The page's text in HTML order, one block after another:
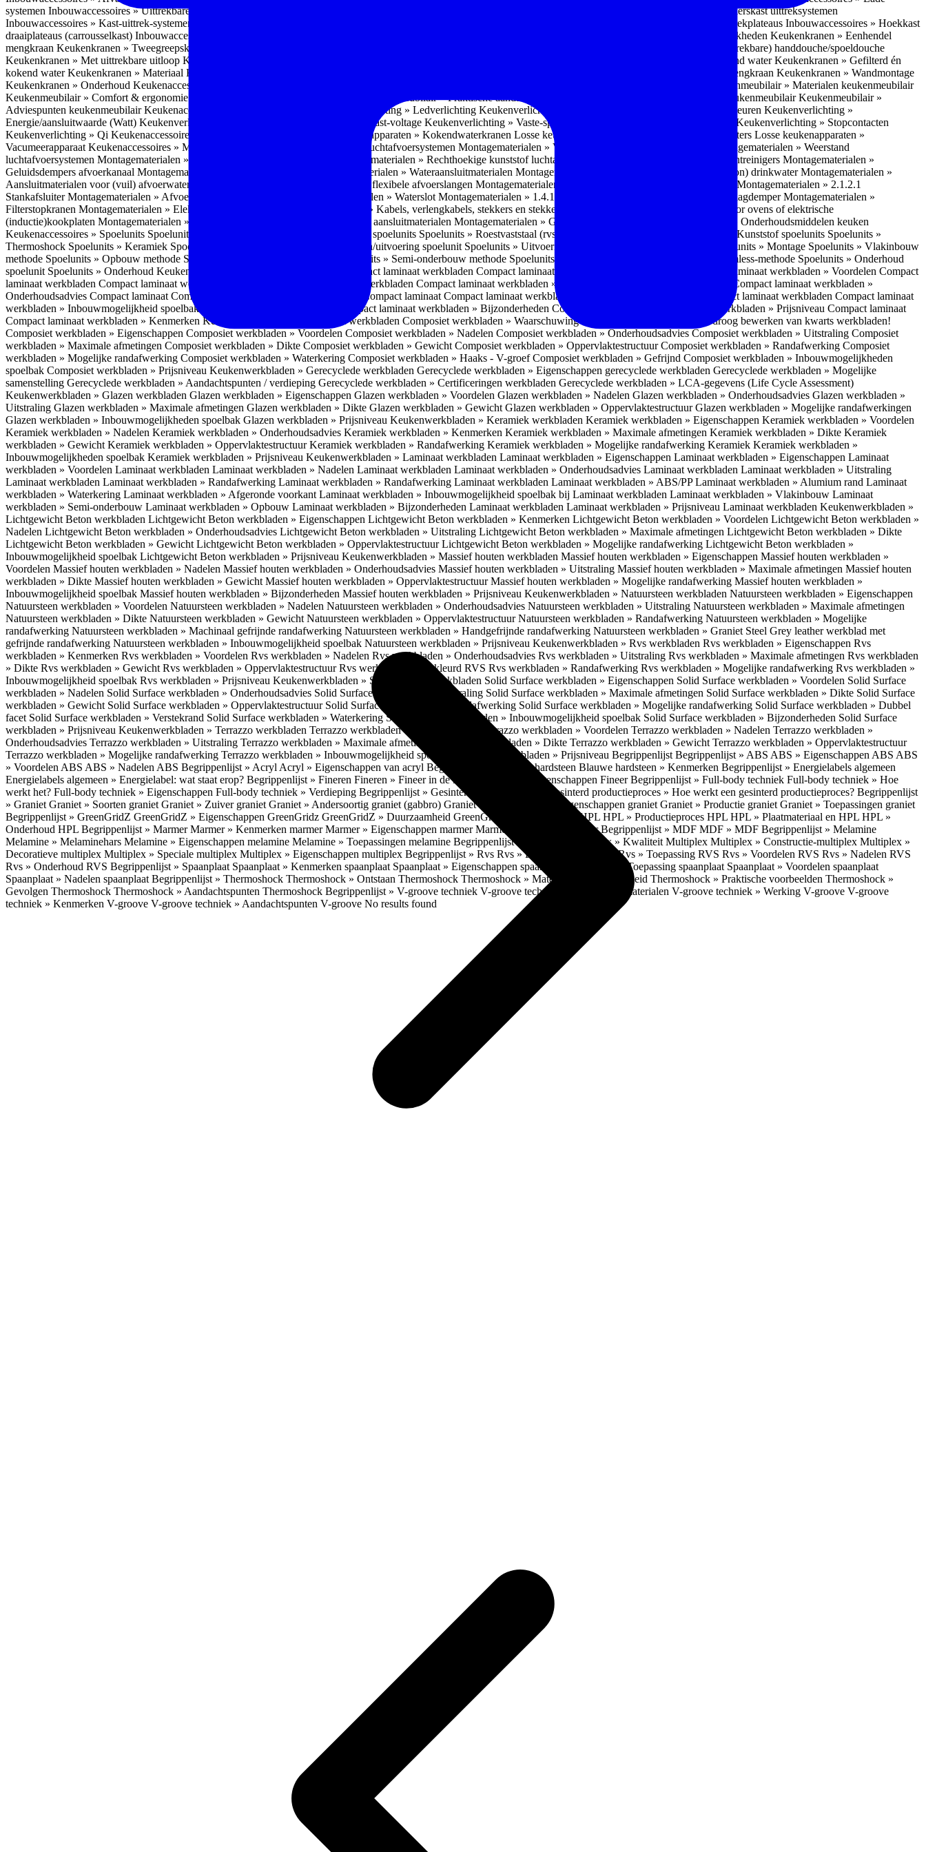
systemen Inbouwaccessoires » Uittrekbare ladesystemen
Inbouwaccessoires » Apothekerskast uittreksystemen
Inbouwaccessoires » Kast-uittrek-systemen
Inbouwaccessoires » Hoekkast uittrekplateaus Inbouwaccessoires » Hoekkast
draaiplateaus (carrousselkast) Inbouwaccessoires » Onderhoud Keukenkranen » Bedieningsmogelijkheden Keukenkranen » Eenhendel
mengkraan Keukenkranen » Tweegreepskraan
Keukenkranen » Met (uitrekbare) handdouche/spoeldouche
Keukenkranen » Met uittrekbare uitloop Keukenkranen » Gefilterd water Keukenkranen » Kokend waterKeukenkranen » Gefilterd én
kokend waterKeukenkranen » Materiaal Keukenkranen » Pvd Techniek (pvd) Keukenkranen » Bladmengkraan Keukenkranen » Wandmontage
Keukenkranen » Onderhoud Keukenaccessoires » Keukenmeubilair
Keukenmeubilair » Materialen keukenmeubilair
Keukenmeubilair » Comfort & ergonomie
Keukenmeubilair » Praktische aandachtspunten Keukenmeubilair » Duurzaamheid keukenmeubilairKeukenmeubilair »
Adviespunten keukenmeubilairKeukenaccessoires » Keukenverlichting Keukenverlichting » Ledverlichting Keukenverlichting » Installatie Keukenverlichting » Lichtkleuren Keukenverlichting »
Energie/aansluitwaarde (Watt) Keukenverlichting » Leddriver Keukenverlichting » Vast-voltage Keukenverlichting » Vaste-spanning
Keukenverlichting » Stopcontacten
Keukenverlichting » Qi Keukenaccessoires » Losse keukenapparaten Losse keukenapparaten » Kokendwaterkranen Losse keukenapparaten » Plintverwarming/plintheaters Losse keukenapparaten »
Vacumeerapparaat Keukenaccessoires » Montagematerialen Montagematerialen » Luchtafvoersystemen Montagematerialen » Verschillende Luchtafvoersystemen
Montagematerialen » Weerstand
luchtafvoersystemen Montagematerialen » Flexibele (ronde) afvoerslangen Montagematerialen » Rechthoekige kunststof luchtafvoersystemen Montagematerialen » Luchtreinigers Montagematerialen »
Geluidsdempers afvoerkanaal Montagematerialen » Aansluitmaterialen Montagematerialen » Wateraansluitmaterialen Montagematerialen » Aansluitmateriaal voor (schoon) drinkwaterMontagematerialen »
Aansluitmaterialen voor (vuil) afvoerwater sifons
Montagematerialen » 1.2.1 Ronde flexibele afvoerslangen Montagematerialen » Dempingsysteem van lades en deuren Montagematerialen » 2.1.2.1
StankafsluiterMontagematerialen » Afvoerpluggen t.b.v. spoelunits Montagematerialen » Waterslot Montagematerialen » 1.4.1 Plasmafilter Montagematerialen » WaterslagdemperMontagematerialen »
Filterstopkranen Montagematerialen » Elektra aansluitmateriaal Montagematerialen » Kabels, verlengkabels, stekkers en stekkerblokken
Montagematerialen » Kabels voor ovens of elektrische
(inductie)kookplaten Montagematerialen » Combiregelaar Montagematerialen » Gas aansluitmaterialen Montagematerialen » Gasaansluitmaterialen
Montagematerialen » Onderhoudsmiddelen keuken
Keukenaccessoires » Spoelunits Spoelunits » Types/soorten Spoelunits » Materialen spoelunits Spoelunits » Roestvaststaal (rvs) Spoelunits » Kunststof spoelunits Spoelunits »
Thermoshock Spoelunits » Keramiek Spoelunits » Tegelbakken Spoelunits » Design/uitvoering spoelunit Spoelunits » Uitvoering Spoelunits » Montage Spoelunits » Vlakinbouw
methode Spoelunits » Opbouw methode Spoelunits » Onderbouw methode Spoelunits » Semi-onderbouw methode Spoelunits » Tussenbouw methode Spoelunits » Rimless-methode Spoelunits » Onderhoud
spoelunit Spoelunits » Onderhoud Keukenwerkbladen Keukenwerkbladen » Compact laminaat werkbladen Compact laminaat werkbladen » Eigenschappen
Compact laminaat werkbladen » Voordelen Compact
laminaat werkbladen Compact laminaat werkbladen » Nadelen Compact laminaat werkbladen Compact laminaat werkbladen » Nanotech massief laminaat werkbladen
Compact laminaat werkbladen »
Onderhoudsadvies Compact laminaat Compact laminaat werkbladen » Uitstraling Compact laminaat Compact laminaat werkbladen » Mogelijke randafwerking Compact laminaat werkbladen Compact laminaat
werkbladen » Inbouwmogelijkheid spoelbak Compact laminaat werkbladen
Compact laminaat werkbladen » Bijzonderheden Compact laminaat
Compact laminaat werkbladen » Prijsniveau Compact laminaat
Compact laminaat werkbladen » Kenmerken Keukenwerkbladen » Composiet werkbladen Composiet werkbladen » Waarschuwing Monteurs: bescherm je bij het droog bewerken van kwarts werkbladen!
Composiet werkbladen » Eigenschappen Composiet werkbladen » Voordelen Composiet werkbladen » Nadelen Composiet werkbladen » OnderhoudsadviesComposiet werkbladen » Uitstraling Composiet
werkbladen » Maximale afmetingen Composiet werkbladen » Dikte Composiet werkbladen » Gewicht Composiet werkbladen » OppervlaktestructuurComposiet werkbladen » Randafwerking Composiet
werkbladen » Mogelijke randafwerking Composiet werkbladen » Waterkering Composiet werkbladen » Haaks - V-groefComposiet werkbladen » Gefrijnd Composiet werkbladen » Inbouwmogelijkheden
spoelbak Composiet werkbladen » Prijsniveau Keukenwerkbladen » Gerecyclede werkbladen Gerecyclede werkbladen » Eigenschappen gerecyclede werkbladen Gerecyclede werkbladen » Mogelijke
samenstelling Gerecyclede werkbladen » Aandachtspunten / verdieping Gerecyclede werkbladen » Certificeringen werkbladen Gerecyclede werkbladen » LCA-gegevens (Life Cycle Assessment)
Keukenwerkbladen » Glazen werkbladen Glazen werkbladen » Eigenschappen Glazen werkbladen » Voordelen Glazen werkbladen » Nadelen Glazen werkbladen » Onderhoudsadvies Glazen werkbladen »
Uitstraling Glazen werkbladen » Maximale afmetingen Glazen werkbladen » Dikte Glazen werkbladen » Gewicht Glazen werkbladen » OppervlaktestructuurGlazen werkbladen » Mogelijke randafwerkingen
Glazen werkbladen » Inbouwmogelijkheden spoelbak Glazen werkbladen » Prijsniveau Keukenwerkbladen » Keramiek werkbladen Keramiek werkbladen » Eigenschappen Keramiek werkbladen » Voordelen
Keramiek werkbladen » Nadelen Keramiek werkbladen » Onderhoudsadvies Keramiek werkbladen » Kenmerken Keramiek werkbladen » Maximale afmetingen Keramiek werkbladen » Dikte Keramiek
werkbladen » Gewicht Keramiek werkbladen » OppervlaktestructuurKeramiek werkbladen » Randafwerking Keramiek werkbladen » Mogelijke randafwerking Keramiek Keramiek werkbladen »
Inbouwmogelijkheden spoelbak Keramiek werkbladen » Prijsniveau Keukenwerkbladen » Laminaat werkbladen Laminaat werkbladen » Eigenschappen Laminaat werkbladen » Eigenschappen Laminaat
werkbladen » Voordelen Laminaat werkbladen Laminaat werkbladen » Nadelen Laminaat werkbladen Laminaat werkbladen » Onderhoudsadvies Laminaat werkbladen Laminaat werkbladen » Uitstraling
Laminaat werkbladen Laminaat werkbladen » Randafwerking Laminaat werkbladen » Randafwerking Laminaat werkbladen Laminaat werkbladen » ABS/PPLaminaat werkbladen » Alumium rand Laminaat
werkbladen » Waterkering Laminaat werkbladen » Afgeronde voorkant Laminaat werkbladen » Inbouwmogelijkheid spoelbak bij Laminaat werkbladen Laminaat werkbladen » Vlakinbouw Laminaat
werkbladen » Semi-onderbouw Laminaat werkbladen » Opbouw Laminaat werkbladen » Bijzonderheden Laminaat werkbladen Laminaat werkbladen » Prijsniveau Laminaat werkbladen Keukenwerkbladen »
Lichtgewicht Beton werkbladen Lichtgewicht Beton werkbladen » Eigenschappen Lichtgewicht Beton werkbladen » Kenmerken Lichtgewicht Beton werkbladen » Voordelen Lichtgewicht Beton werkbladen »
Nadelen Lichtgewicht Beton werkbladen » Onderhoudsadvies Lichtgewicht Beton werkbladen » Uitstraling Lichtgewicht Beton werkbladen » Maximale afmetingen Lichtgewicht Beton werkbladen » Dikte
Lichtgewicht Beton werkbladen » Gewicht Lichtgewicht Beton werkbladen » OppervlaktestructuurLichtgewicht Beton werkbladen » Mogelijke randafwerking Lichtgewicht Beton werkbladen »
Inbouwmogelijkheid spoelbak Lichtgewicht Beton werkbladen » Prijsniveau Keukenwerkbladen » Massief houten werkbladen Massief houten werkbladen » Eigenschappen Massief houten werkbladen »
Voordelen Massief houten werkbladen » Nadelen Massief houten werkbladen » Onderhoudsadvies Massief houten werkbladen » Uitstraling Massief houten werkbladen » Maximale afmetingen Massief houten
werkbladen » Dikte Massief houten werkbladen » Gewicht Massief houten werkbladen » OppervlaktestructuurMassief houten werkbladen » Mogelijke randafwerking Massief houten werkbladen »
Inbouwmogelijkheid spoelbak Massief houten werkbladen » Bijzonderheden Massief houten werkbladen » Prijsniveau Keukenwerkbladen » Natuursteen werkbladen Natuursteen werkbladen » Eigenschappen
Natuursteen werkbladen » Voordelen Natuursteen werkbladen » Nadelen Natuursteen werkbladen » Onderhoudsadvies Natuursteen werkbladen » Uitstraling Natuursteen werkbladen » Maximale afmetingen
Natuursteen werkbladen » Dikte Natuursteen werkbladen » Gewicht Natuursteen werkbladen » OppervlaktestructuurNatuursteen werkbladen » Randafwerking Natuursteen werkbladen » Mogelijke
randafwerking Natuursteen werkbladen » Machinaal gefrijnde randafwerking Natuursteen werkbladen » Handgefrijnde randafwerking Natuursteen werkbladen » Graniet Steel Grey leather werkblad met
gefrijnde randafwerking Natuursteen werkbladen » Inbouwmogelijkheid spoelbak Natuursteen werkbladen » Prijsniveau Keukenwerkbladen » Rvs werkbladen Rvs werkbladen » Eigenschappen Rvs
werkbladen » Kenmerken Rvs werkbladen » Voordelen Rvs werkbladen » Nadelen Rvs werkbladen » Onderhoudsadvies Rvs werkbladen » Uitstraling Rvs werkbladen » Maximale afmetingen Rvs werkbladen
» Dikte Rvs werkbladen » Gewicht Rvs werkbladen » OppervlaktestructuurRvs werkbladen » Gekleurd RVS Rvs werkbladen » Randafwerking Rvs werkbladen » Mogelijke randafwerking Rvs werkbladen »
Inbouwmogelijkheid spoelbak Rvs werkbladen » Prijsniveau Keukenwerkbladen » Solid Surface werkbladen Solid Surface werkbladen » Eigenschappen Solid Surface werkbladen » Voordelen Solid Surface
werkbladen » Nadelen Solid Surface werkbladen » Onderhoudsadvies Solid Surface werkbladen » Uitstraling Solid Surface werkbladen » Maximale afmetingen Solid Surface werkbladen » Dikte Solid Surface
werkbladen » Gewicht Solid Surface werkbladen » Oppervlaktestructuur Solid Surface werkbladen » Randafwerking Solid Surface werkbladen » Mogelijke randafwerking Solid Surface werkbladen » Dubbel
facet Solid Surface werkbladen » Verstekrand Solid Surface werkbladen » WaterkeringSolid Surface werkbladen » Inbouwmogelijkheid spoelbak Solid Surface werkbladen » Bijzonderheden Solid Surface
werkbladen » Prijsniveau Keukenwerkbladen » Terrazzo werkbladen Terrazzo werkbladen » Eigenschappen Terrazzo werkbladen » Voordelen Terrazzo werkbladen » Nadelen Terrazzo werkbladen »
Onderhoudsadvies Terrazzo werkbladen » Uitstraling Terrazzo werkbladen » Maximale afmetingen Terrazzo werkbladen » Dikte Terrazzo werkbladen » Gewicht Terrazzo werkbladen » Oppervlaktestructuur
Terrazzo werkbladen » Mogelijke randafwerking Terrazzo werkbladen » Inbouwmogelijkheid spoelbak Terrazzo werkbladen » Prijsniveau Begrippenlijst Begrippenlijst » ABS ABS » Eigenschappen ABS ABS
» Voordelen ABS ABS » Nadelen ABS Begrippenlijst » Acryl Acryl » Eigenschappen van acryl Begrippenlijst » Blauwe hardsteen Blauwe hardsteen » Kenmerken Begrippenlijst » Energielabels algemeen
Energielabels algemeen » Energielabel: wat staat erop? Begrippenlijst » Fineren Fineren » Fineer in de keuken Fineren » Eigenschappen FineerBegrippenlijst » Full-body techniek Full-body techniek » Hoe
werkt het? Full-body techniek » Eigenschappen Full-body techniek » Verdieping Begrippenlijst » Gesinterd productieproces Gesinterd productieproces » Hoe werkt een gesinterd productieproces? Begrippenlijst
» Graniet Graniet » Soorten graniet Graniet » Zuiver graniet Graniet » Andersoortig graniet (gabbro) Graniet » Gneis Graniet » Eigenschappen graniet Graniet » Productie graniet Graniet » Toepassingen graniet
Begrippenlijst » GreenGridZ GreenGridZ » Eigenschappen GreenGridz GreenGridZ » Duurzaamheid GreenGridz Begrippenlijst » HPL HPL » Productieproces HPL HPL » Plaatmateriaal en HPL HPL »
Onderhoud HPL Begrippenlijst » MarmerMarmer » Kenmerken marmerMarmer » Eigenschappen marmerMarmer » Productie marmerBegrippenlijst » MDF MDF » MDF Begrippenlijst » Melamine
Melamine » Melaminehars Melamine » Eigenschappen melamine Melamine » Toepassingen melamine Begrippenlijst » Multiplex Multiplex » Kwaliteit Multiplex Multiplex » Constructie-multiplex Multiplex »
Decoratieve multiplex Multiplex » Speciale multiplex Multiplex » Eigenschappen multiplex Begrippenlijst » Rvs Rvs » Eigenschappen RVS Rvs » Toepassing RVS Rvs » Voordelen RVS Rvs » Nadelen RVS
Rvs » Onderhoud RVS Begrippenlijst » Spaanplaat Spaanplaat » Kenmerken spaanplaat Spaanplaat » Eigenschappen spaanplaat Spaanplaat » Toepassing spaanplaat Spaanplaat » Voordelen spaanplaat
Spaanplaat » Nadelen spaanplaat Begrippenlijst » Thermoshock Thermoshock » Ontstaan Thermoshock Thermoshock » Materialen & gevoeligheid Thermoshock » Praktische voorbeelden Thermoshock »
Gevolgen Thermoshock Thermoshock » Aandachtspunten Thermoshock Begrippenlijst » V-groove techniek V-groove techniek » Toepasbare materialen V-groove techniek » Werking V-groove V-groove
techniek » Kenmerken V-groove V-groove techniek » Aandachtspunten V-groove No results found